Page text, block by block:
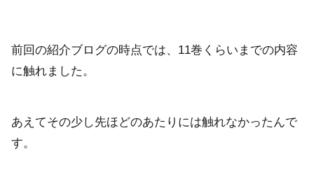
前回の紹介ブログの時点では、11巻くらいまでの内容
に触れました。
あえてその少し先ほどのあたりには触れなかったんで
す。